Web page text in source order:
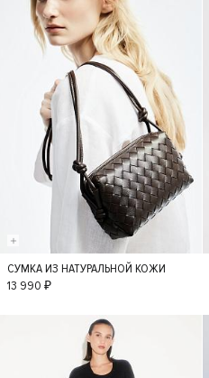
S
СУМКА ИЗ НАТУРАЛЬНОЙ КОЖИ
13 990 ₽